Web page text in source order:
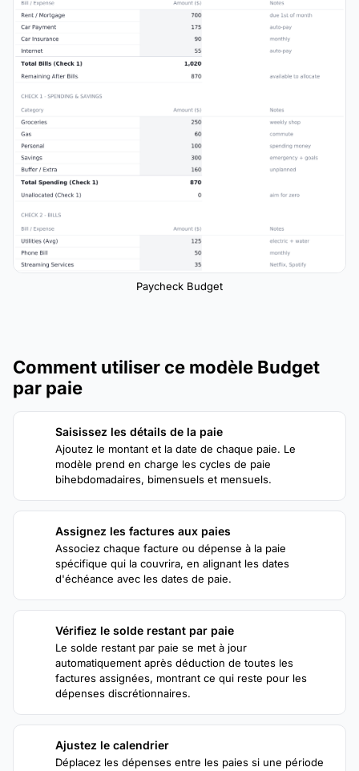
Paycheck Budget
Comment utiliser ce modèle Budget
par paie
Saisissez les détails de la paie
Ajoutez le montant et la date de chaque paie. Le
modèle prend en charge les cycles de paie
bihebdomadaires, bimensuels et mensuels.
Assignez les factures aux paies
Associez chaque facture ou dépense à la paie
spécifique qui la couvrira, en alignant les dates
d'échéance avec les dates de paie.
Vérifiez le solde restant par paie
Le solde restant par paie se met à jour
automatiquement après déduction de toutes les
factures assignées, montrant ce qui reste pour les
dépenses discrétionnaires.
Ajustez le calendrier
Déplacez les dépenses entre les paies si une période